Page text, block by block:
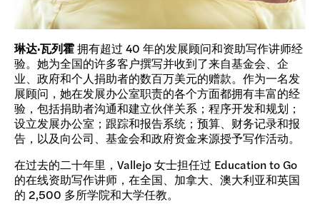
琳达·瓦列霍拥有超过 40 年的发展顾问和资助写作讲师经
验。她为全国的许多客户撰写并收到了来自基金会、企
业、政府和个人捐助者的数百万美元的赠款。作为一名发
展顾问，她在发展办公室职责的各个方面都拥有丰富的经
验，包括捐助者沟通和建立伙伴关系；程序开发和规划；
设立发展办公室；跟踪和报告系统；预算、财务记录和报
告，以及向公司、基金会和政府资金来源授予写作活动。
在过去的二十年里，Vallejo 女士担任过 Education to Go
的在线资助写作讲师，在全国、加拿大、澳大利亚和英国
的 2,500 多所学院和大学任教。